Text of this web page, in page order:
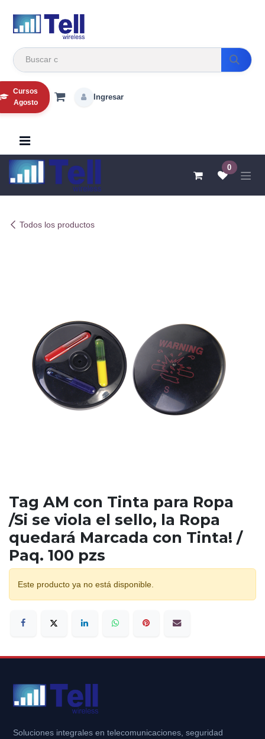
Cursos
Agosto
Ingresar
0
Todos los productos
Tag AM con Tinta para Ropa
/Si se viola el sello, la Ropa
quedará Marcada con Tinta! /
Paq. 100 pzs
Este producto ya no está disponible.
Soluciones integrales en telecomunicaciones, seguridad